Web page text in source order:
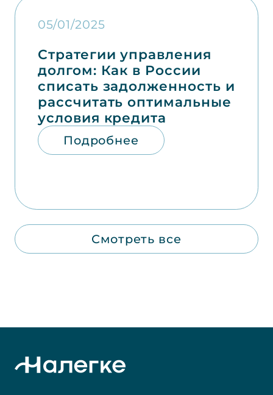
05/01/2025
Стратегии управления
долгом: Как в России
списать задолженность и
рассчитать оптимальные
условия кредита
Подробнее
Смотреть все